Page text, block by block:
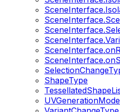
ShapeType
UVGenerationMode